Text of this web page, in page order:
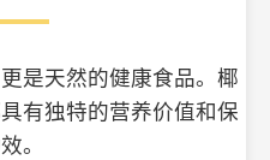
是天然的健康食品。椰
有独特的营养价值和保
。